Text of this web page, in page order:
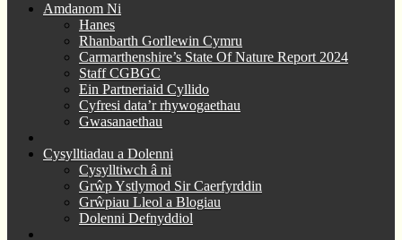
Amdanom Ni
Hanes
Rhanbarth Gorllewin Cymru
Carmarthenshire’s State Of Nature Report 2024
Staff CGBGC
Ein Partneriaid Cyllido
Cyfresi data’r rhywogaethau
Gwasanaethau
Cysylltiadau a Dolenni
Cysylltiwch â ni
Grŵp Ystlymod Sir Caerfyrddin
Grŵpiau Lleol a Blogiau
Dolenni Defnyddiol